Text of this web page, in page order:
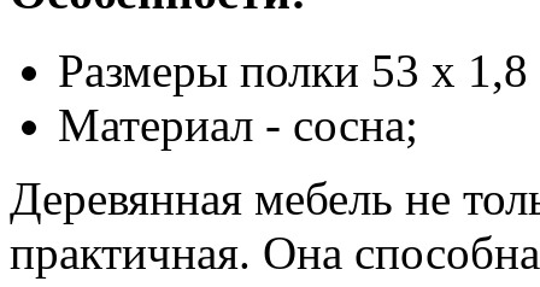
Размеры полки 53 х
Материал - сосна;
Деревянная мебель не
практичная. Она